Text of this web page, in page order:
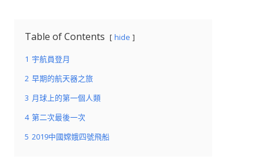
Table of Contents hide
1 宇航員登月
2 早期的航天器之旅
3 月球上的第一個人類
4 第二次最後一次
5 2019中國嫦娥四號飛船